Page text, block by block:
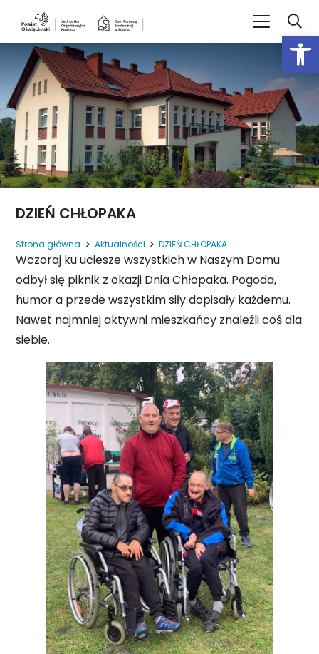
DZIEŃ CHŁOPAKA
Strona główna Aktualności DZIEŃ CHŁOPAKA
Wczoraj ku uciesze wszystkich w Naszym Domu
odbył się piknik z okazji Dnia Chłopaka. Pogoda,
humor a przede wszystkim siły dopisały każdemu.
Nawet najmniej aktywni mieszkańcy znaleźli coś dla
siebie.